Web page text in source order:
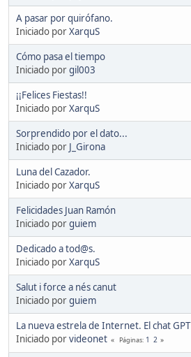
A pasar por quirófano.
Iniciado porXarquS
Cómo pasa el tiempo
Iniciado porgil003
¡¡Felices Fiestas!!
Iniciado porXarquS
Sorprendido por el dato...
Iniciado por J_Girona
Luna del Cazador.
Iniciado porXarquS
Felicidades Juan Ramón
Iniciado porguiem
Dedicado a tod@s.
Iniciado porXarquS
Salut i force a nés canut
Iniciado porguiem
La nueva estrela de Internet. El chat GPT
Iniciado porvideonet Páginas 1 2